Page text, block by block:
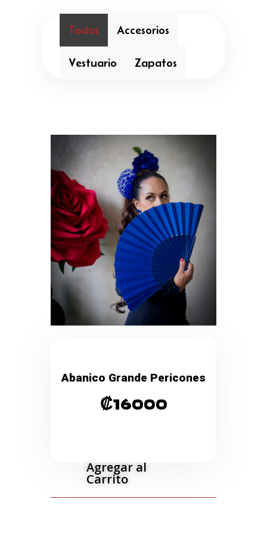
Todos Accesorios
Vestuario Zapatos
Abanico Grande Pericones
₡16000
Agregar al
Carrito